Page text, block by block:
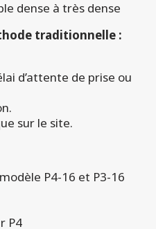
dense à très dense
traditionnelle :
d’attente de prise ou
sur le site.
P4-16 et P3-16
P4